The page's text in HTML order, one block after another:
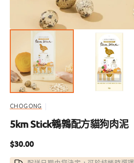
體
檔
案
CHOGONG
5km Stick鵪鶉配方貓狗肉泥
定
價
$30.00